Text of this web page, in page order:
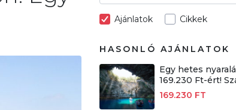
Szállodalátogatás
Sajtómegjelenések
Ajánlatok Cikkek
HASONLÓ AJÁNLATOK
Egy hetes
169.230 Ft-ért!
169.230 FT